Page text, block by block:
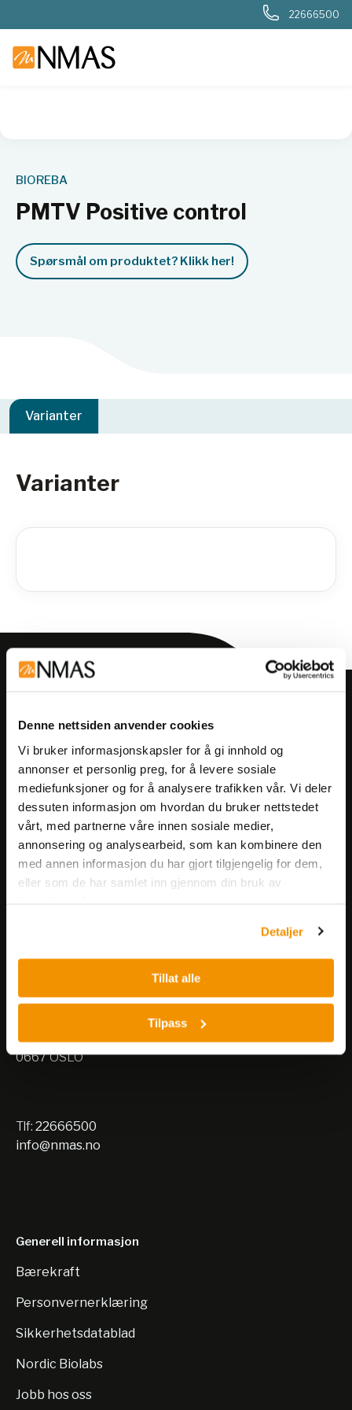
Denne nettsiden anvender cookies
Vi bruker informasjonskapsler for å gi innhold og
annonser et personlig preg, for å levere sosiale
mediefunksjoner og for å analysere trafikken vår. Vi deler
dessuten informasjon om hvordan du bruker nettstedet
vårt, med partnerne våre innen sosiale medier,
annonsering og analysearbeid, som kan kombinere den
med annen informasjon du har gjort tilgjengelig for dem,
eller som de har samlet inn gjennom din bruk av
Detaljer
Tillat alle
Tilpass
22666500
BIOREBA
PMTV Positive control
Spørsmål om produktet? Klikk her!
Varianter
Varianter
Få informasjon om produkter,
arrangementer og kampanjer.
Meld på nyhetsbrev
Besøksadresse:
0667 OSLO
Nils Hansens vei 10
0667 OSLO
Tlf: 22666500
info@nmas.no
Generell informasjon
Bærekraft
Personvernerklæring
Sikkerhetsdatablad
Nordic Biolabs
Jobb hos oss